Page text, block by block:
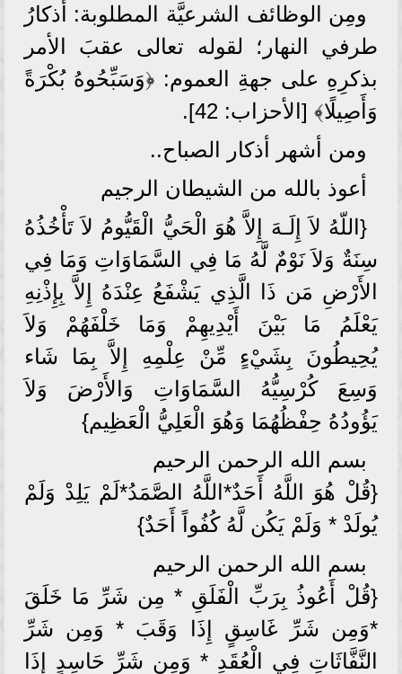
ومِن الوظائف الشرعيَّة المطلوبة: أذكارُ
طرفي النهار؛ لقوله تعالى عقبَ الأمر
بذكرِهِ على جهةِ العموم: ﴿وَسَبِّحُوهُ بُكْرَةً
وَأَصِيلًا﴾ [الأحزاب: 42].
ومن أشهر أذكار الصباح..
أعوذ بالله من الشيطان الرجيم
{اللّهُ لاَ إِلَـهَ إِلاَّ هُوَ الْحَيُّ الْقَيُّومُ لاَ تَأْخُذُهُ
سِنَةٌ وَلاَ نَوْمٌ لَّهُ مَا فِي السَّمَاوَاتِ وَمَا فِي
الأَرْضِ مَن ذَا الَّذِي يَشْفَعُ عِنْدَهُ إِلاَّ بِإِذْنِهِ
يَعْلَمُ مَا بَيْنَ أَيْدِيهِمْ وَمَا خَلْفَهُمْ وَلاَ
يُحِيطُونَ بِشَيْءٍ مِّنْ عِلْمِهِ إِلاَّ بِمَا شَاء
وَسِعَ كُرْسِيُّهُ السَّمَاوَاتِ وَالأَرْضَ وَلاَ
يَؤُودُهُ حِفْظُهُمَا وَهُوَ الْعَلِيُّ الْعَظِيم}
بسم الله الرحمن الرحيم
{قُلْ هُوَ اللَّهُ أَحَدٌ*اللَّهُ الصَّمَدُ*لَمْ يَلِدْ وَلَمْ
يُولَدْ * وَلَمْ يَكُن لَّهُ كُفُواً أَحَدٌ}
بسم الله الرحمن الرحيم
{قُلْ أَعُوذُ بِرَبِّ الْفَلَقِ * مِن شَرِّ مَا خَلَقَ
*وَمِن شَرِّ غَاسِقٍ إِذَا وَقَبَ * وَمِن شَرِّ
النَّفَّاثَاتِ فِي الْعُقَدِ * وَمِن شَرِّ حَاسِدٍ إِذَا